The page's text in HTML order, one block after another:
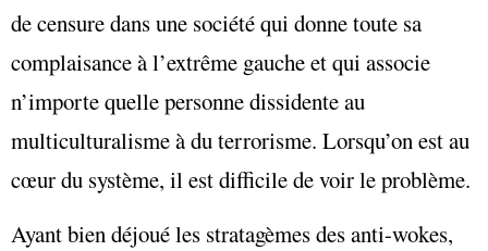
de censure dans une société qui donne toute sa
complaisance à l’extrême gauche et qui associe
n’importe quelle personne dissidente au
multiculturalisme à du terrorisme. Lorsqu’on est au
cœur du système, il est difficile de voir le problème.
Ayant bien déjoué les stratagèmes des anti-wokes,